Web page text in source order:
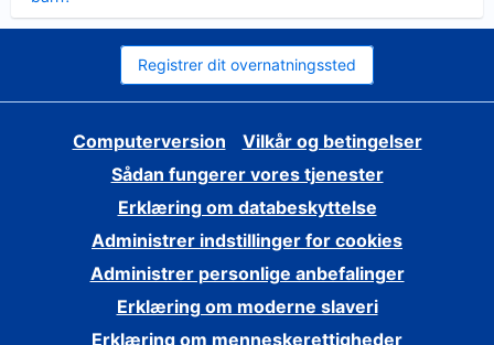
Registrer dit overnatningssted
Computerversion
Vilkår og betingelser
Sådan fungerer vores tjenester
Erklæring om databeskyttelse
Administrer indstillinger for cookies
Administrer personlige anbefalinger
Erklæring om moderne slaveri
Erklæring om menneskerettigheder